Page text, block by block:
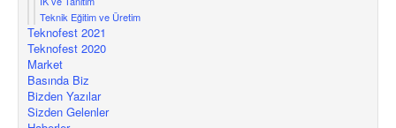
Teknik Eğitim ve Üretim
Teknofest 2021
Teknofest 2020
Market
Basında Biz
Bizden Yazılar
Sizden Gelenler